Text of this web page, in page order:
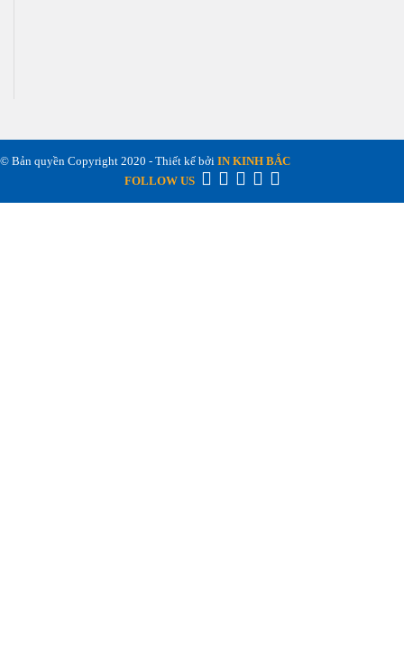
© Bản quyền Copyright 2020 - Thiết kế bởi IN KINH BẮC
FOLLOW US